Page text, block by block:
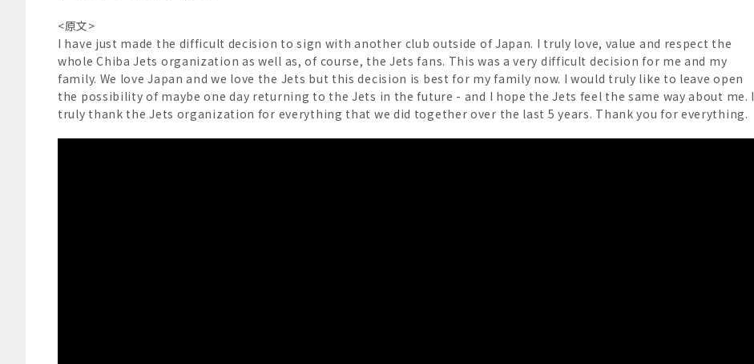
<原文>
I have just made the difficult decision to sign with another club outside of Japan. I truly love, value and respect the
whole Chiba Jets organization as well as, of course, the Jets fans. This was a very difficult decision for me and my
family. We love Japan and we love the Jets but this decision is best for my family now. I would truly like to leave open
the possibility of maybe one day returning to the Jets in the future - and I hope the Jets feel the same way about me. I
truly thank the Jets organization for everything that we did together over the last 5 years. Thank you for everything.